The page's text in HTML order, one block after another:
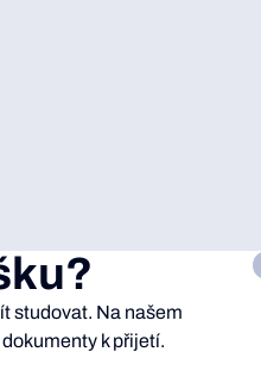
studovat. Na našem
k přijetí.